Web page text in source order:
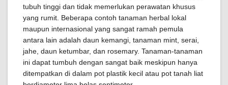
tubuh tinggi dan tidak memerlukan perawatan khusus
yang rumit. Beberapa contoh tanaman herbal lokal
maupun internasional yang sangat ramah pemula
antara lain adalah daun kemangi, tanaman mint, serai,
jahe, daun ketumbar, dan rosemary. Tanaman-tanaman
ini dapat tumbuh dengan sangat baik meskipun hanya
ditempatkan di dalam pot plastik kecil atau pot tanah liat